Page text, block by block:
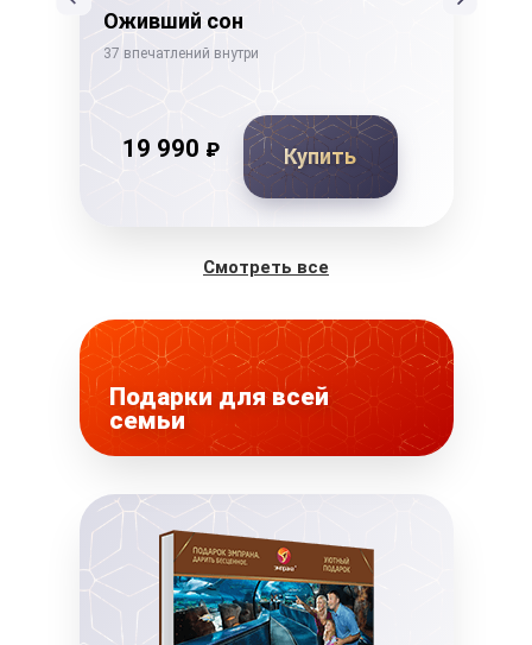
Оживший сон
37 впечатлений внутри
19 990 ₽ Купить
Смотреть все
Подарки для всей
семьи